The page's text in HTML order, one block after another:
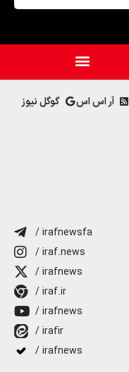
آر اس اس گوگل نیوز
/ irafnewsfa
/ iraf.news
/ irafnews
/ iraf.ir
/ irafnews
/ irafir
/ irafnews